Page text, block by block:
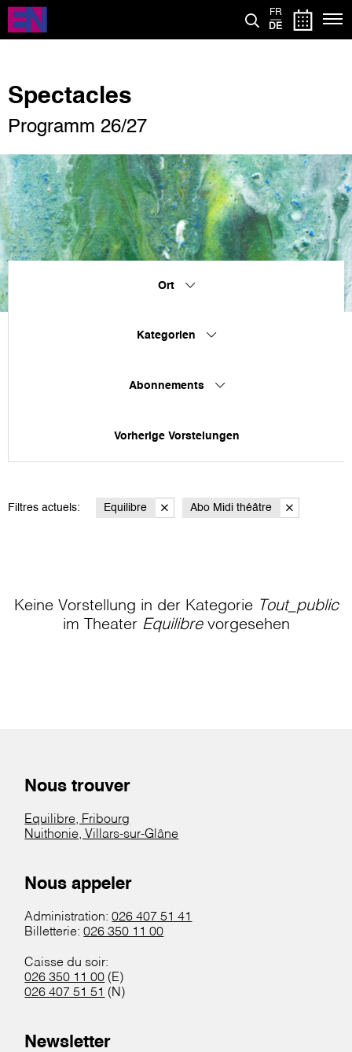
Direkt
zum
Inhalt
FR
DE
Spectacles
Programm 26/27
Ort
Kategorien
Abonnements
Vorherige Vorstelungen
Filtres actuels: Equilibre Abo Midi théâtre
Keine Vorstellung in der Kategorie Tout_public
im Theater Equilibrevorgesehen
Nous trouver
Equilibre, Fribourg
Nuithonie, Villars-sur-Glâne
Nous appeler
Administration:026 407 51 41
Billetterie:026 350 11 00
Caisse du soir:
026 350 11 00 (E)
026 407 51 51 (N)
Newsletter